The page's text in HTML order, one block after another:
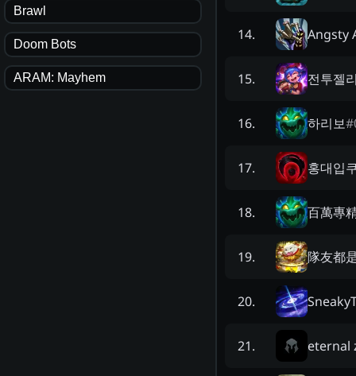
Brawl
Doom Bots
ARAM: Mayhem
14. Angsty
15. 전투젤
16. 하리보#
17. 홍대입
18. 百萬專
19. 隊友都
20.
21. eternal